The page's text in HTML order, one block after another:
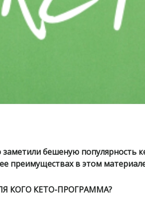
бешеную популярность
преимуществах в этом
КОГО КЕТО-ПРОГРАММА?